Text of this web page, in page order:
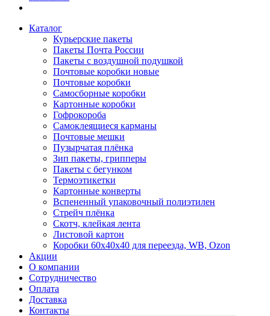
Каталог
Курьерские пакеты
Пакеты Почта России
Пакеты с воздушной подушкой
Почтовые коробки новые
Почтовые коробки
Самосборные коробки
Картонные коробки
Гофрокороба
Самоклеящиеся карманы
Почтовые мешки
Пузырчатая плёнка
Зип пакеты, грипперы
Пакеты с бегунком
Термоэтикетки
Картонные конверты
Вспененный упаковочный полиэтилен
Стрейч плёнка
Скотч, клейкая лента
Листовой картон
Коробки 60х40х40 для переезда, WB, Ozon
Акции
О компании
Сотрудничество
Оплата
Доставка
Контакты